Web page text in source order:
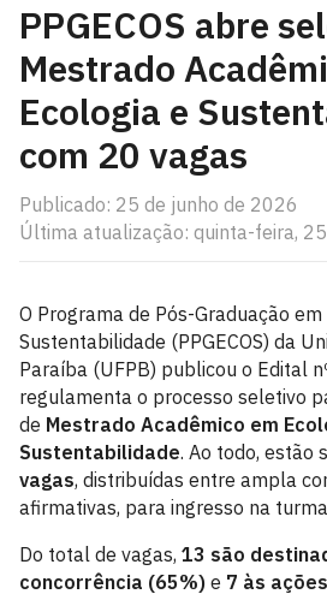
PPGECOS abre
Mestrado
Ecologia e
com 20 vagas
Publicado: 25 de junho de 2026
Última atualização: quinta-feira,
O Programa de Pós-Graduação
Sustentabilidade (PPGECOS) da
Paraíba (UFPB) publicou o Edital
regulamenta o processo seletivo
de Mestrado Acadêmico em
Sustentabilidade. Ao todo, estão
vagas, distribuídas entre ampla
afirmativas, para ingresso na
Do total de vagas, 13 são
concorrência (65%) e 7 às